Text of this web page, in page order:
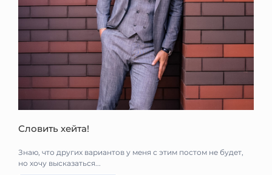
Словить хейта!
Знаю, что других вариантов у меня с этим постом не будет,
но хочу высказаться...